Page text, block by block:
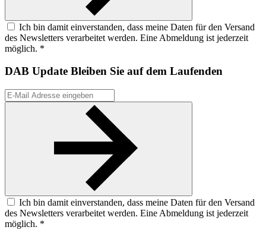
Ich bin damit einverstanden, dass meine Daten für den Versand
des Newsletters verarbeitet werden. Eine Abmeldung ist jederzeit
möglich. *
DAB Update Bleiben Sie auf dem Laufenden
Ich bin damit einverstanden, dass meine Daten für den Versand
des Newsletters verarbeitet werden. Eine Abmeldung ist jederzeit
möglich. *